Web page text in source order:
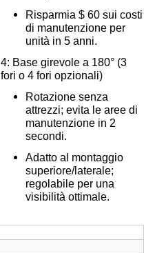
Risparmia $ 60 sui costi
di manutenzione per
unità in 5 anni.
4: Base girevole a 180° (3
fori o 4 fori opzionali)
Rotazione senza
attrezzi; evita le aree di
manutenzione in 2
secondi.
Adatto al montaggio
superiore/laterale;
regolabile per una
visibilità ottimale.